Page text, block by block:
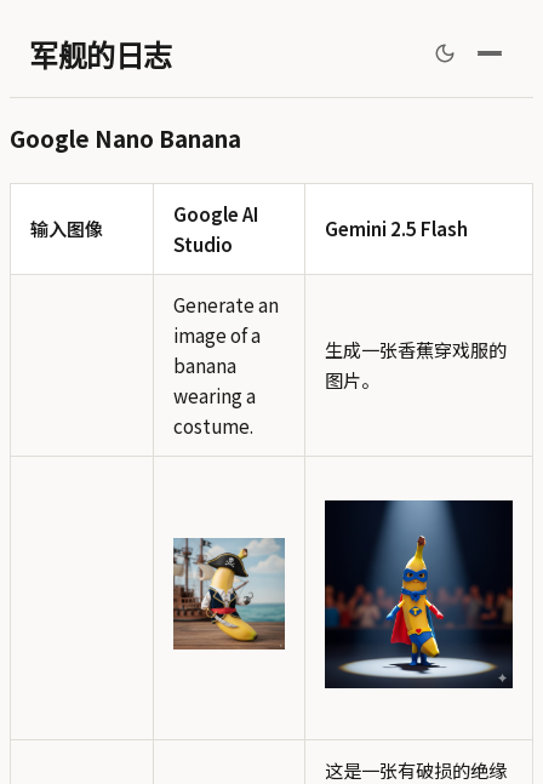
军舰的日志
Google Nano Banana
输入图像
Google AI
Studio
Gemini 2.5 Flash
Generate an
image of a
banana
wearing a
costume.
生成一张香蕉穿戏服的
图片。
这是一张有破损的绝缘